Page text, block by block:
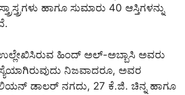
ಹಾಗೂ ಸುಮಾರು 40 ಆಸ್ತಿಗಳನ್ನು
ಹಿಂದ್ ಅಲ್-ಅಬ್ಬಾಸಿ ಅವರು
ನಿಜವಾದರೂ, ಅವರ
ಡಾಲರ್ ನಗದು, 27 ಕೆ.ಜಿ. ಚಿನ್ನ ಹಾಗೂ